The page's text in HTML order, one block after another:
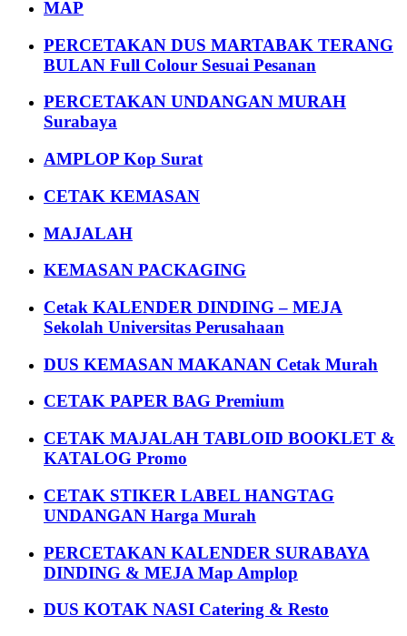
MAP
PERCETAKAN DUS MARTABAK TERANG
BULAN Full Colour Sesuai Pesanan
PERCETAKAN UNDANGAN MURAH
Surabaya
AMPLOP Kop Surat
CETAK KEMASAN
MAJALAH
KEMASAN PACKAGING
Cetak KALENDER DINDING – MEJA
Sekolah Universitas Perusahaan
DUS KEMASAN MAKANAN Cetak Murah
CETAK PAPER BAG Premium
CETAK MAJALAH TABLOID BOOKLET &
KATALOG Promo
CETAK STIKER LABEL HANGTAG
UNDANGAN Harga Murah
PERCETAKAN KALENDER SURABAYA
DINDING & MEJA Map Amplop
DUS KOTAK NASI Catering & Resto